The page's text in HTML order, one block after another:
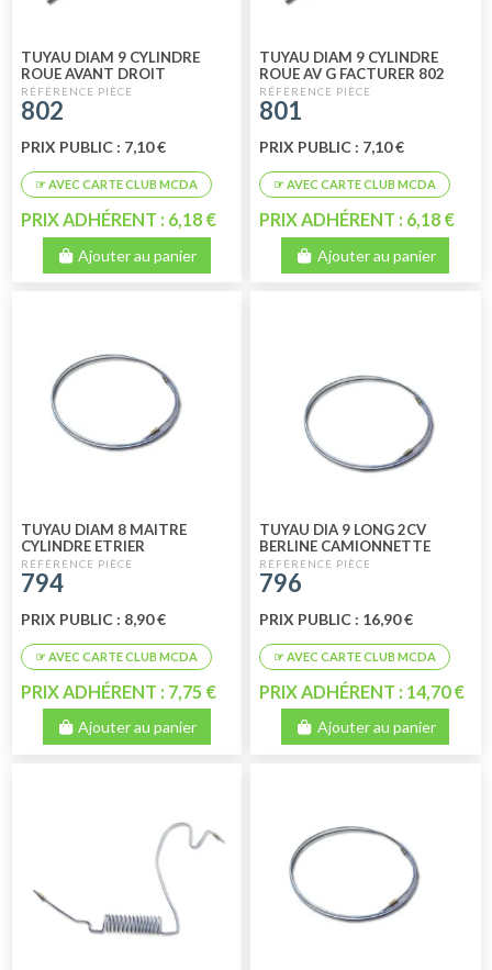
TUYAU DIAM 9 CYLINDRE
ROUE AVANT DROIT
802
PRIX PUBLIC : 7,10 €
PRIX ADHÉRENT : 6,18 €
Ajouter au panier
TUYAU DIAM 9 CYLINDRE
ROUE AV G FACTURER 802
801
PRIX PUBLIC : 7,10 €
PRIX ADHÉRENT : 6,18 €
Ajouter au panier
TUYAU DIAM 8 MAITRE
CYLINDRE ETRIER
794
PRIX PUBLIC : 8,90 €
PRIX ADHÉRENT : 7,75 €
Ajouter au panier
TUYAU DIA 9 LONG 2CV
BERLINE CAMIONNETTE
796
PRIX PUBLIC : 16,90 €
PRIX ADHÉRENT : 14,70 €
Ajouter au panier